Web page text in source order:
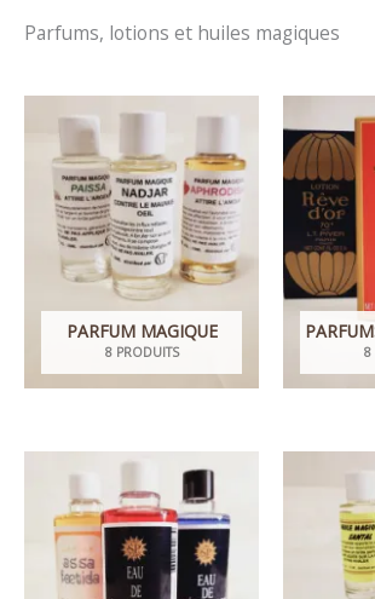
Parfums, lotions et huiles magiques
PARFUM MAGIQUE
8 PRODUITS 8